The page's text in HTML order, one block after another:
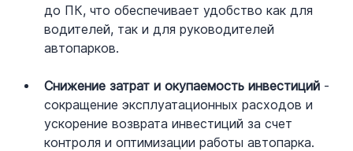
до ПК, что обеспечивает удобство как для
водителей, так и для руководителей
автопарков.
Снижение затрат и окупаемость инвестиций -
сокращение эксплуатационных расходов и
ускорение возврата инвестиций за счет
контроля и оптимизации работы автопарка.